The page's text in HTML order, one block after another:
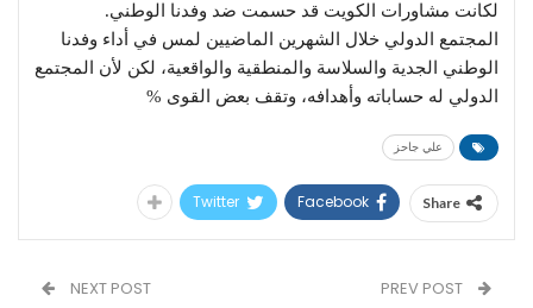
لكانت مشاورات الكويت قد حسمت ضد وفدنا الوطني.
المجتمع الدولي خلال الشهرين الماضيين لمس في أداء وفدنا
الوطني الجدية والسلاسة والمنطقية والواقعية، لكن لأن المجتمع
الدولي له حساباته وأهدافه، وتقف بعض القوى %
علي جاحز
Share
Facebook
Twitter
NEXT POST